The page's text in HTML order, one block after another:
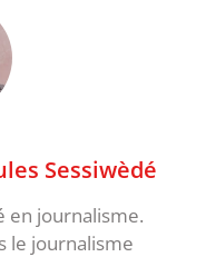
Sessiwèdé
en journalisme.
le journalisme